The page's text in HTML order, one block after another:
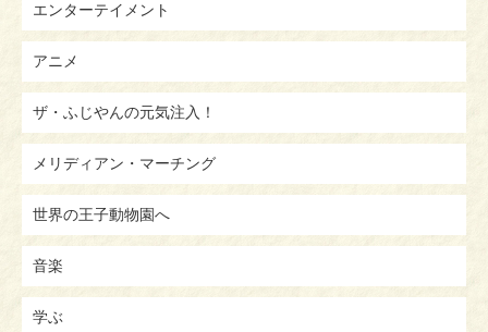
エンターテイメント
アニメ
ザ・ふじやんの元気注入！
メリディアン・マーチング
世界の王子動物園へ
音楽
学ぶ